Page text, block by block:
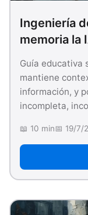
Ingeniería
memoria la
Guía educativa
mantiene
información, y
incompleta,
📖 10 min📅 19/7/